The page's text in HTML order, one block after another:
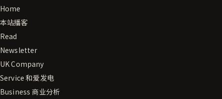
Home
本站播客
Read
Newsletter
UK Company
Service 和爱发电
Business 商业分析